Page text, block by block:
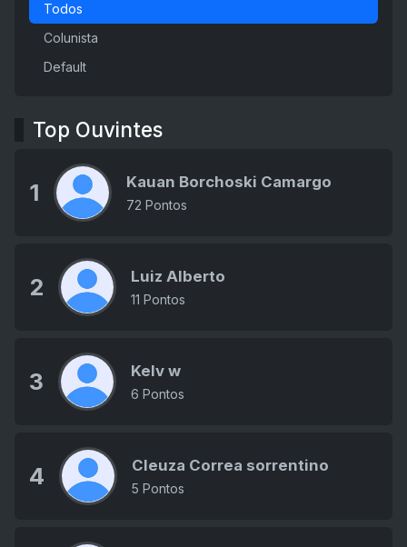
Todos
Colunista
Default
Top Ouvintes
1 Kauan Borchoski Camargo
72 Pontos
2 Luiz Alberto
11 Pontos
3 Kelv w
6 Pontos
4 Cleuza Correa sorrentino
5 Pontos